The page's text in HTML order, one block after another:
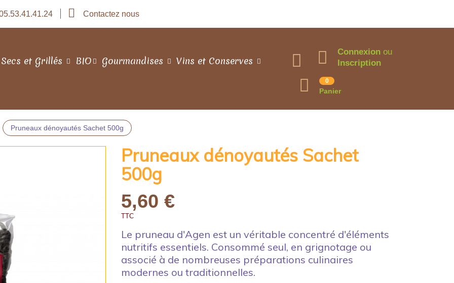
Contactez nous
Connexion ou
Inscription
0
Panier
et Grillés BIO Gourmandises Vins et Conserves
Pruneaux dénoyautés Sachet 500g
Pruneaux dénoyautés Sachet
500g
5,60 €
TTC
Le pruneau d'Agen est un véritable concentré d'éléments
nutritifs essentiels. Consommé seul, en grignotage ou
associé à de nombreuses préparations culinaires
modernes ou traditionnelles.